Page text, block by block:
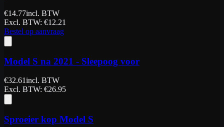
€14.77incl. BTW
Excl. BTW: €12.21
Bestel op aanvraag
Model S na 2021 - Sleepoog voor
€32.61incl. BTW
Excl. BTW: €26.95
Sproeier kop Model S